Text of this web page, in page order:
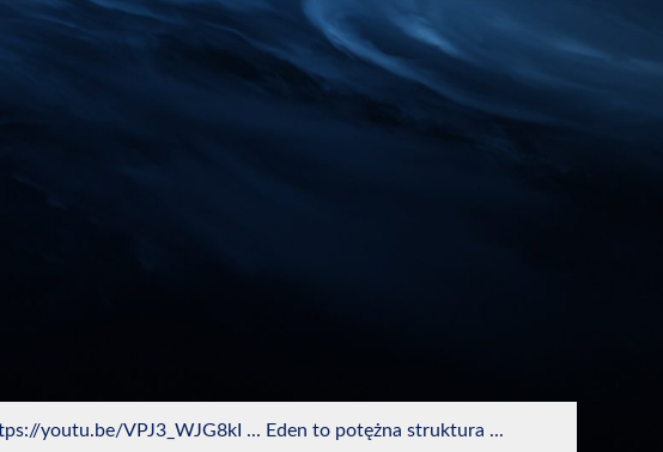
youtu.be/VPJ3_WJG8kI ... Eden to potężna struktura ...